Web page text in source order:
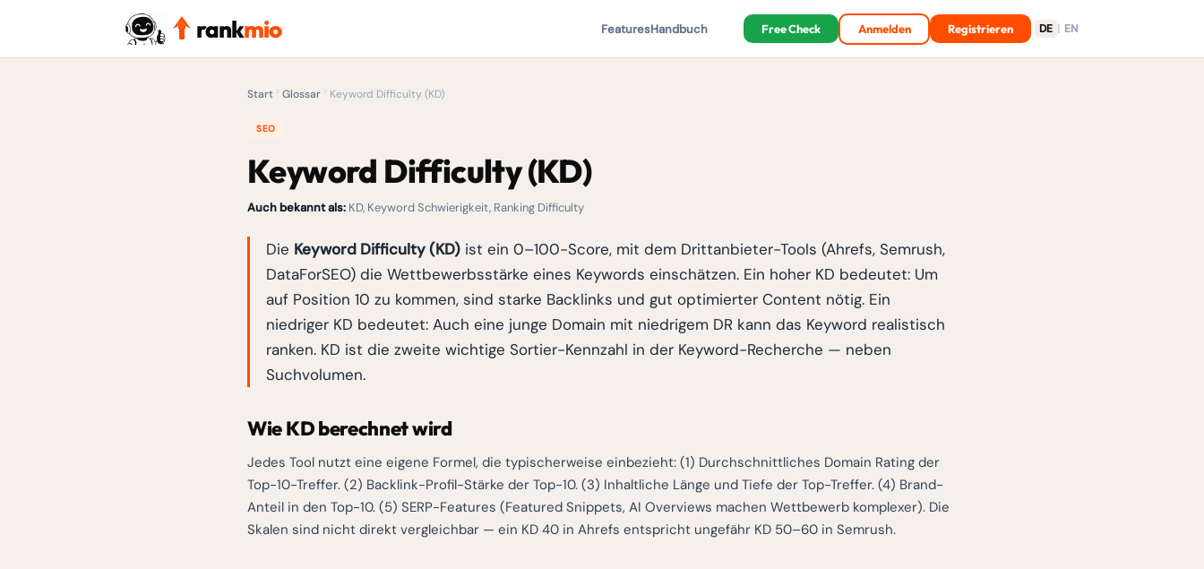
rankmio FeaturesHandbuch Free Check Anmelden Registrieren DE | EN
Start Glossar Keyword Difficulty (KD)
SEO
Keyword Difficulty (KD)
Auch bekannt als: KD, Keyword Schwierigkeit, Ranking Difficulty
Die Keyword Difficulty (KD) ist ein 0–100-Score, mit dem Drittanbieter-Tools (Ahrefs, Semrush,
DataForSEO) die Wettbewerbsstärke eines Keywords einschätzen. Ein hoher KD bedeutet: Um
auf Position 10 zu kommen, sind starke Backlinks und gut optimierter Content nötig. Ein
niedriger KD bedeutet: Auch eine junge Domain mit niedrigem DR kann das Keyword realistisch
ranken. KD ist die zweite wichtige Sortier-Kennzahl in der Keyword-Recherche — neben
Suchvolumen.
Wie KD berechnet wird
Jedes Tool nutzt eine eigene Formel, die typischerweise einbezieht: (1) Durchschnittliches Domain Rating der
Top-10-Treffer. (2) Backlink-Profil-Stärke der Top-10. (3) Inhaltliche Länge und Tiefe der Top-Treffer. (4) Brand-
Anteil in den Top-10. (5) SERP-Features (Featured Snippets, AI Overviews machen Wettbewerb komplexer). Die
Skalen sind nicht direkt vergleichbar — ein KD 40 in Ahrefs entspricht ungefähr KD 50–60 in Semrush.